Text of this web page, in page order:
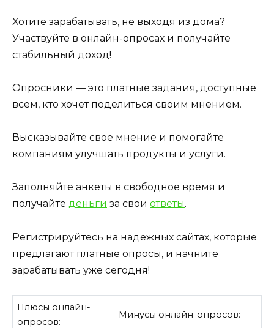
Хотите зарабатывать, не выходя из дома?
Участвуйте в онлайн-опросах и получайте
стабильный доход!
Опросники — это платные задания, доступные
всем, кто хочет поделиться своим мнением.
Высказывайте свое мнение и помогайте
компаниям улучшать продукты и услуги.
Заполняйте анкеты в свободное время и
получайте деньги за свои ответы.
Регистрируйтесь на надежных сайтах, которые
предлагают платные опросы, и начните
зарабатывать уже сегодня!
Плюсы онлайн-
опросов:
Минусы онлайн-опросов: